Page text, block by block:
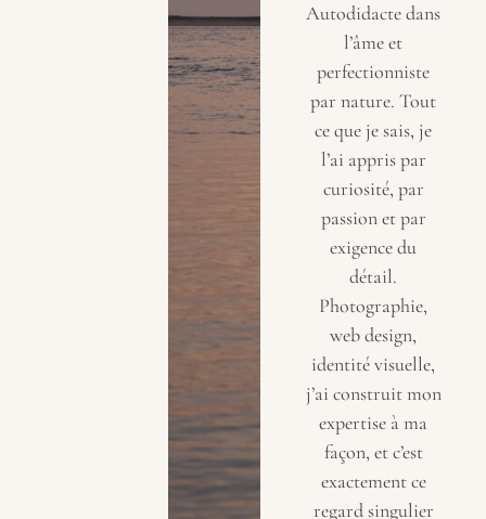
Autodidacte dans
l’âme et
perfectionniste
par nature. Tout
ce que je sais, je
l’ai appris par
curiosité, par
passion et par
exigence du
détail.
Photographie,
web design,
identité visuelle,
j’ai construit mon
expertise à ma
façon, et c’est
exactement ce
regard singulier